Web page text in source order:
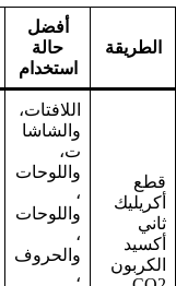
الطريقة
أفضل
حالة
استخدام
قطع
أكريليك
ثاني
أكسيد
الكربون
اللافتات،
والشاشا
ت،
واللوحات
،
واللوحات
،
والحروف
،